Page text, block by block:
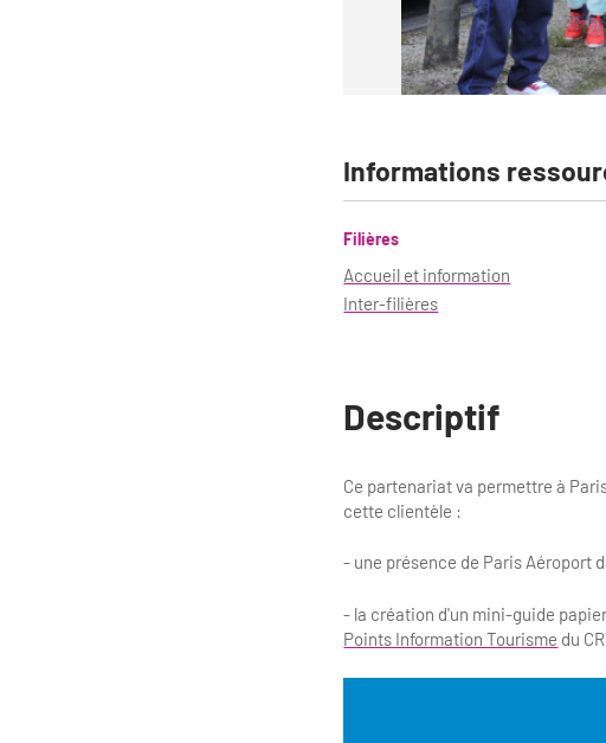
Informations
Filières
Accueil et information
Inter-filières
Descriptif
Ce partenariat va permettre à
cette clientèle :
- une présence de Paris Aéroport
- la création d'un mini-guide
Points Information Tourisme du